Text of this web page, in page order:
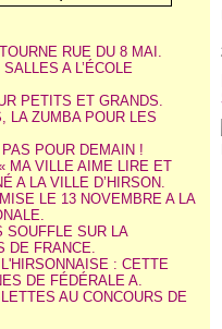
RUE DU 8 MAI.
A L’ÉCOLE
PETITS ET GRANDS.
LA ZUMBA POUR LES
POUR DEMAIN !
MA VILLE AIME LIRE ET
A LA VILLE D’HIRSON.
LE 13 NOVEMBRE A LA
SOUFFLE SUR LA
DE FRANCE.
: CETTE
DE FÉDÉRALE A.
AU CONCOURS DE